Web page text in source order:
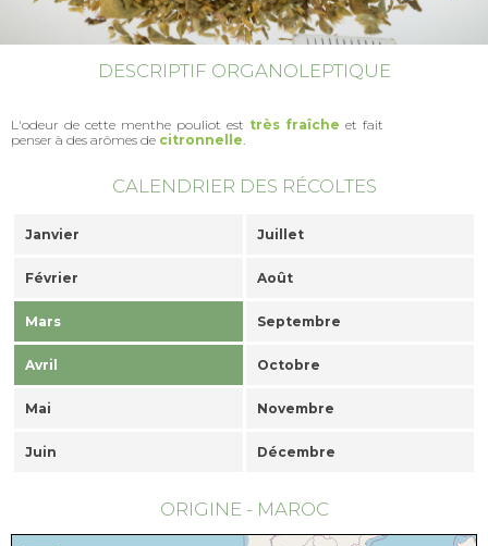
DESCRIPTIF ORGANOLEPTIQUE
L'odeur de cette menthe pouliot est très fraîche et fait
penser à des arômes de citronnelle
CALENDRIER DES RÉCOLTES
Janvier Juillet
Février Août
Mars Septembre
Avril Octobre
Mai Novembre
Juin Décembre
ORIGINE - MAROC